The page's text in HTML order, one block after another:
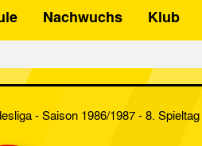
Nachwuchs Klub
- Saison 1986/1987 - 8. Spieltag